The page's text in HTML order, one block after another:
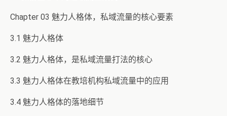
Chapter 03 魅力人格体，私域流量的核心要素
3.1 魅力人格体
3.2 魅力人格体，是私域流量打法的核心
3.3 魅力人格体在教培机构私域流量中的应用
3.4 魅力人格体的落地细节